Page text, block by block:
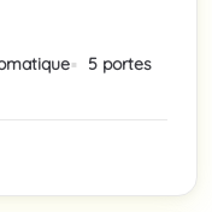
5 portes